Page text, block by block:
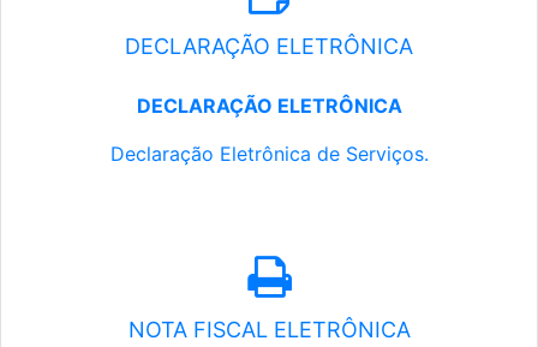
DECLARAÇÃO ELETRÔNICA
DECLARAÇÃO ELETRÔNICA
Declaração Eletrônica de Serviços.
NOTA FISCAL ELETRÔNICA